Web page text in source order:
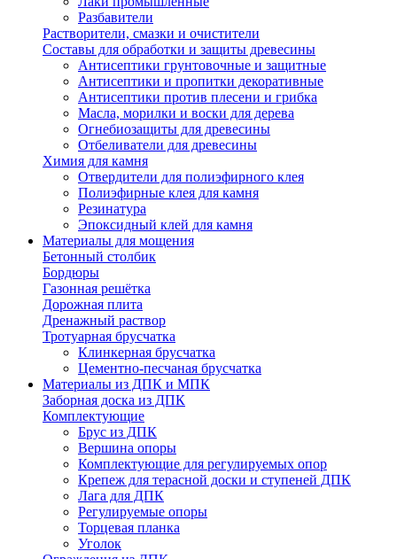
Разбавители
Растворители, смазки и очистители
Составы для обработки и защиты древесины
Антисептики грунтовочные и защитные
Антисептики и пропитки декоративные
Антисептики против плесени и грибка
Масла, морилки и воски для дерева
Огнебиозащиты для древесины
Отбеливатели для древесины
Химия для камня
Отвердители для полиэфирного клея
Полиэфирные клея для камня
Резинатура
Эпоксидный клей для камня
Материалы для мощения
Бетонный столбик
Бордюры
Газонная решётка
Дорожная плита
Дренажный раствор
Тротуарная брусчатка
Клинкерная брусчатка
Цементно-песчаная брусчатка
Материалы из ДПК и МПК
Заборная доска из ДПК
Комплектующие
Брус из ДПК
Вершина опоры
Комплектующие для регулируемых опор
Крепеж для терасной доски и ступеней ДПК
Лага для ДПК
Регулируемые опоры
Торцевая планка
Уголок